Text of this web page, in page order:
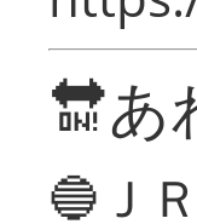
🔛あ
🔵Ｊ